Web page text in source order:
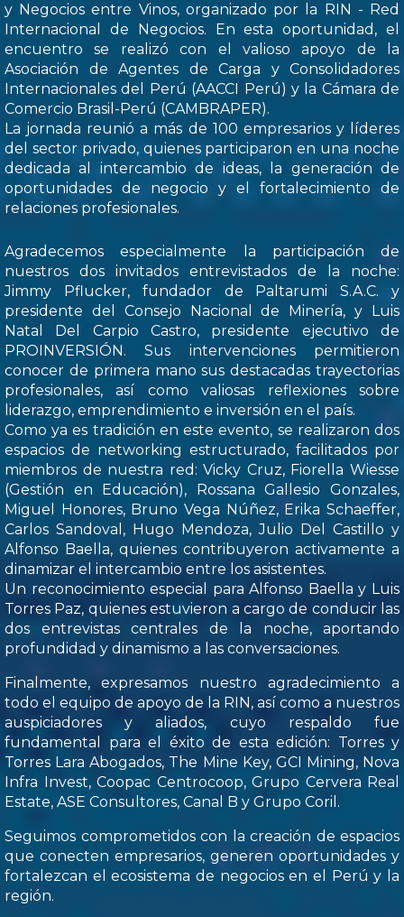
y Negocios entre Vinos, organizado por la RIN - Red
Internacional de Negocios. En esta oportunidad, el
encuentro se realizó con el valioso apoyo de la
Asociación de Agentes de Carga y Consolidadores
Internacionales del Perú (AACCI Perú) y la Cámara de
Comercio Brasil-Perú (CAMBRAPER).
La jornada reunió a más de 100 empresarios y líderes
del sector privado, quienes participaron en una noche
dedicada al intercambio de ideas, la generación de
oportunidades de negocio y el fortalecimiento de
relaciones profesionales.
Agradecemos especialmente la participación de
nuestros dos invitados entrevistados de la noche:
Jimmy Pflucker, fundador de Paltarumi S.A.C. y
presidente del Consejo Nacional de Minería, y Luis
Natal Del Carpio Castro, presidente ejecutivo de
PROINVERSIÓN. Sus intervenciones permitieron
conocer de primera mano sus destacadas trayectorias
profesionales, así como valiosas reflexiones sobre
liderazgo, emprendimiento e inversión en el país.
Como ya es tradición en este evento, se realizaron dos
espacios de networking estructurado, facilitados por
miembros de nuestra red: Vicky Cruz, Fiorella Wiesse
(Gestión en Educación), Rossana Gallesio Gonzales,
Miguel Honores, Bruno Vega Núñez, Erika Schaeffer,
Carlos Sandoval, Hugo Mendoza, Julio Del Castillo y
Alfonso Baella, quienes contribuyeron activamente a
dinamizar el intercambio entre los asistentes.
Un reconocimiento especial para Alfonso Baella y Luis
Torres Paz, quienes estuvieron a cargo de conducir las
dos entrevistas centrales de la noche, aportando
profundidad y dinamismo a las conversaciones.
Finalmente, expresamos nuestro agradecimiento a
todo el equipo de apoyo de la RIN, así como a nuestros
auspiciadores y aliados, cuyo respaldo fue
fundamental para el éxito de esta edición: Torres y
Torres Lara Abogados, The Mine Key, GCI Mining, Nova
Infra Invest, Coopac Centrocoop, Grupo Cervera Real
Estate, ASE Consultores, Canal B y Grupo Coril.
Seguimos comprometidos con la creación de espacios
que conecten empresarios, generen oportunidades y
fortalezcan el ecosistema de negocios en el Perú y la
región.